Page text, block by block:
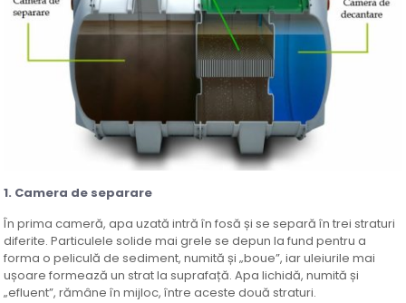
1. Camera de separare
În prima cameră, apa uzată intră în fosă și se separă în trei straturi
diferite. Particulele solide mai grele se depun la fund pentru a
forma o peliculă de sediment, numită și „boue”, iar uleiurile mai
ușoare formează un strat la suprafață. Apa lichidă, numită și
„efluent”, rămâne în mijloc, între aceste două straturi.